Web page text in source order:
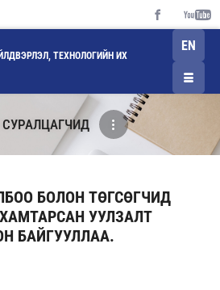
ТЕХНОЛОГИЙН ИХ
EN
БОЛОН ТӨГСӨГЧИД
УУЛЗАЛТ
БАЙГУУЛЛАА.